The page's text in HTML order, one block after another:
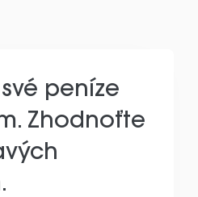
peníze
Zhodnoťte